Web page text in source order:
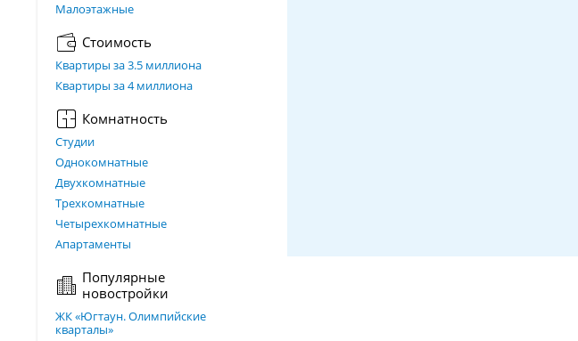
Малоэтажные
Стоимость
Квартиры за 3.5 миллиона
Квартиры за 4 миллиона
Комнатность
Студии
Однокомнатные
Двухкомнатные
Трехкомнатные
Четырехкомнатные
Апартаменты
Популярные
новостройки
ЖК «Югтаун. Олимпийские
кварталы»